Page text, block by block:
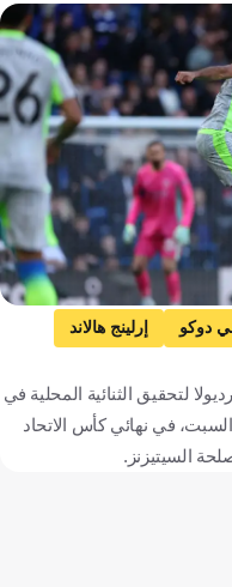
دوكو
إرلينج هالاند
يونايتد
الممتاز
مقالات وتقارير
لتحقيق الثنائية المحلية في
في نهائي كأس الاتحاد
السيتيزنز.